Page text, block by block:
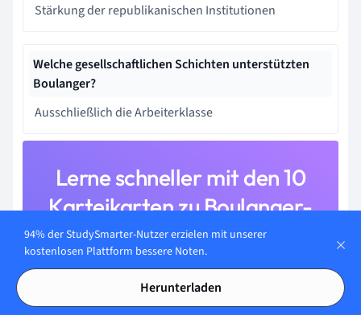
Stärkung der republikanischen Institutionen
Welche gesellschaftlichen Schichten unterstützten
Boulanger?
Ausschließlich die Arbeiterklasse
Lerne schneller mit den 10
Karteikarten zu Boulanger-
Krise
Melde dich kostenlos an, um Zugriff auf all unsere
Karteikarten zu erhalten.
94% der StudySmarter-Nutzer erzielen mit unserer
kostenlosen Plattform bessere Noten.
Herunterladen